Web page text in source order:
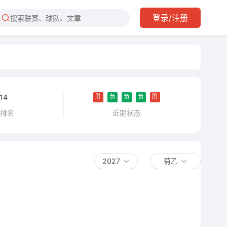
登录/注册
名
胜 负 负 负 胜
近期状态
2027 荷乙